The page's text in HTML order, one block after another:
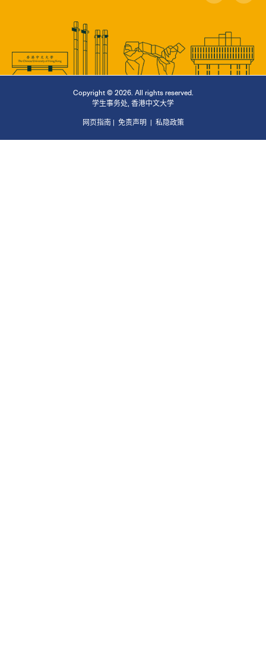
Copyright © 2026. All rights reserved.
学生事务处, 香港中文大学
网页指南| 免责声明 | 私隐政策